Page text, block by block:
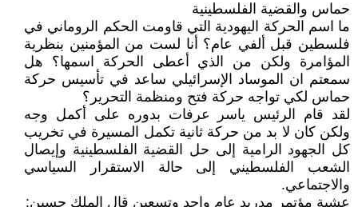
حماس والقضية الفلسطينية
ما اسم الحركة اليهودية التي قاومت الحكم الروماني في
فلسطين قبل ألفي عام؟ أنا لست من المؤمنين بنظرية
المؤامرة ولكن من الذي أعطى الحركة اسمها؟ هل
سمعتم ان الموساد الإسرائيلي ساعد في تأسيس حركة
حماس لكي تواجه حركة فتح ومنظمة التحرير؟
لقد قام الرئيس ياسر عرفات بدوره على أكمل وجه
ولكن كان لا بد من حركة ثانية تكمل المسيرة في تخريب
كل الجهود الرامية إلى حل القضية الفلسطينية وإيصال
الشعب الفلسطيني إلى حالة الاستقرار السياسي
والاجتماعي.
عشية مؤتمر مدريد عام واحد وتسعين قال الملك حسين: